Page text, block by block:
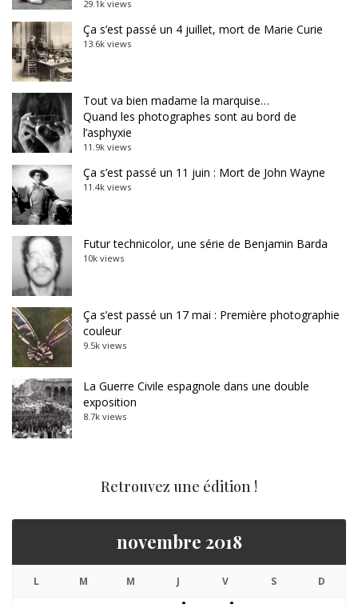
29.1k views
Ça s’est passé un 4 juillet, mort de Marie Curie
13.6k views
Tout va bien madame la marquise…
Quand les photographes sont au bord de
l’asphyxie
11.9k views
Ça s’est passé un 11 juin : Mort de John Wayne
11.4k views
Futur technicolor, une série de Benjamin Barda
10k views
Ça s’est passé un 17 mai : Première photographie
couleur
9.5k views
La Guerre Civile espagnole dans une double
exposition
8.7k views
Retrouvez une édition !
novembre 2018
L M M J V S D